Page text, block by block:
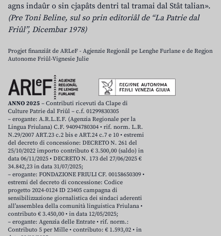
agns indaûr o sin cjapâts dentri tal tramai dal Stât talian».
(Pre Toni Beline, sul so prin editoriâl de “La Patrie dal
Friûl”, Dicembar 1978)
Progjet finanziât de ARLeF - Agjenzie Regjonâl pe Lenghe Furlane e de Regjon
Autonome Friûl-Vignesie Julie
ANNO 2025 – Contributi ricevuti da Clape di
Culture Patrie dal Friûl – c.f. 01299830305
– erogante: A.R.L.E.F. (Agenzia Regionale per la
Lingua Friulana) C.F. 94094780304 • rif. norm. L.R.
N.29/2007 ART.23 c.2 bis e ART.24 c.7 e 10 • estremi
del decreto di concessione: DECRETO N. 261 del
25/10/2022 importo contributo € 3.500,00 (saldo) in
data 06/11/2025 • DECRETO N. 173 del 27/06/2025 €
34.842,23 in data 31/07/2025;
– erogante: FONDAZIONE FRIULI CF. 00158650309 •
estremi del decreto di concessione: Codice
progetto 2024-0124 ID 23405 campagna di
sensibilizzazione giornalistica dei sindaci aderenti
all’assemblea della comunità linguistica Friulana •
contributo € 3.450,00 • in data 12/05/2025;
– erogante: Agenzia delle Entrate • rif. norm.:
Contributo 5 per Mille • contributo: € 1.593,02 • in